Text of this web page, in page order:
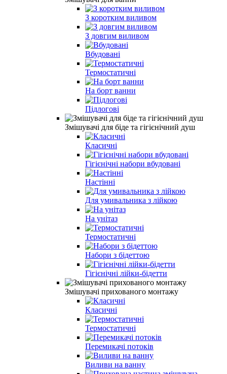
З коротким виливом
З довгим виливом
Вбудовані
Термостатичні
На борт ванни
Підлогові
Змішувачі для біде та гігієнічний душ
Класичні
Гігієнічні набори вбудовані
Настінні
Для умивальника з лійкою
На унітаз
Термостатичні
Набори з бідеттою
Гігієнічні лійки-бідетти
Змішувачі прихованого монтажу
Класичні
Термостатичні
Перемикачі потоків
Виливи на ванну